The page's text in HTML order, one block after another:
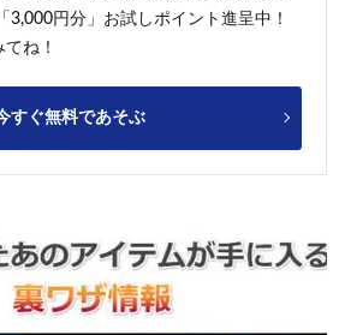
3,000円分」お試しポイント進呈中！
ね！
すぐ無料であそぶ